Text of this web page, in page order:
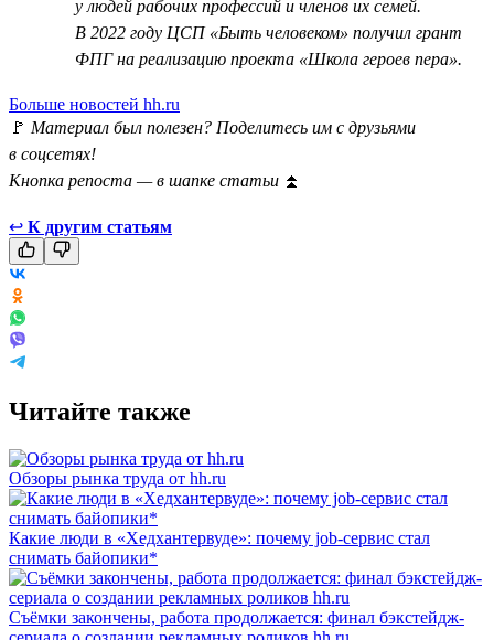
у людей рабочих профессий и членов их семей.
В 2022 году ЦСП «Быть человеком» получил грант
ФПГ на реализацию проекта «Школа героев пера».
Больше новостей hh.ru
🚩 Материал был полезен? Поделитесь им с друзьями
в соцсетях!
Кнопка репоста — в шапке статьи ⏫
↩ К другим статьям
Читайте также
Обзоры рынка труда от hh.ru
Какие люди в «Хедхантервуде»: почему job-сервис стал
снимать байопики*
Съёмки закончены, работа продолжается: финал бэкстейдж-